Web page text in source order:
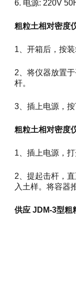
6. 电源: 220V
粗粒土相对密度
1、开箱后，按
2、将仪器放置
杆。
3、插上电源，
粗粒土相对密度
1、插上电源，
2、提起击杆，
入土样。将容器
供应 JDM-3型粗